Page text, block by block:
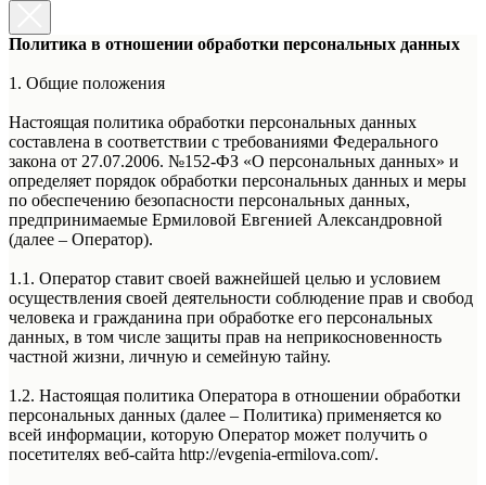
Политика в отношении обработки персональных данных
1. Общие положения
Настоящая политика обработки персональных данных
составлена в соответствии с требованиями Федерального
закона от 27.07.2006. №152-ФЗ «О персональных данных» и
определяет порядок обработки персональных данных и меры
по обеспечению безопасности персональных данных,
предпринимаемые Ермиловой Евгенией Александровной
(далее – Оператор).
1.1. Оператор ставит своей важнейшей целью и условием
осуществления своей деятельности соблюдение прав и свобод
человека и гражданина при обработке его персональных
данных, в том числе защиты прав на неприкосновенность
частной жизни, личную и семейную тайну.
1.2. Настоящая политика Оператора в отношении обработки
персональных данных (далее – Политика) применяется ко
всей информации, которую Оператор может получить о
посетителях веб-сайта http://evgenia-ermilova.com/.